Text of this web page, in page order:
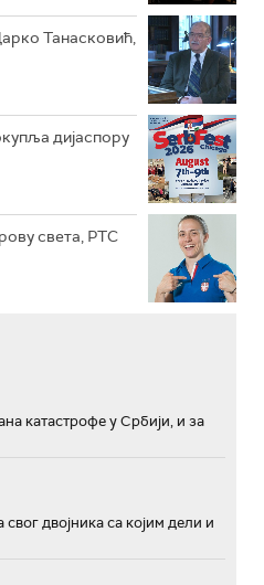
Танасковић,
дијаспору
света, РТС
катастрофе у Србији, и за
двојника са којим дели и